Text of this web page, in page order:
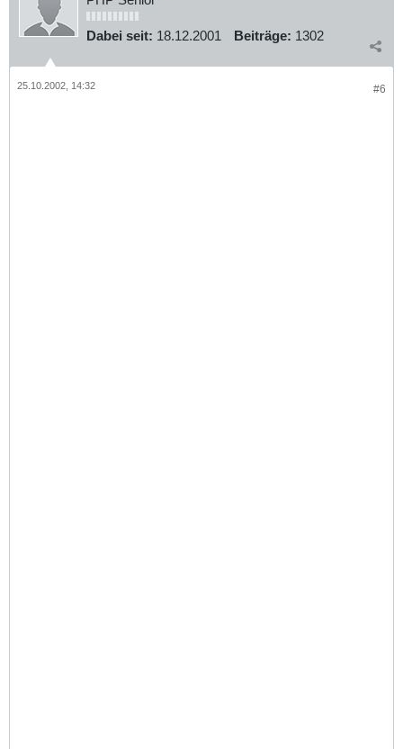
Dabei seit: 18.12.2001 Beiträge: 1302
#6
25.10.2002, 14:32